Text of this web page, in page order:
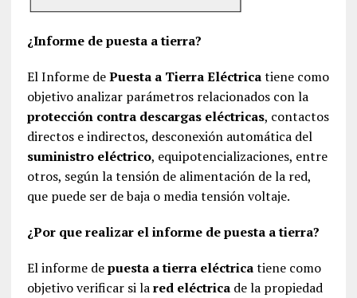
¿Informe de puesta a tierra?
El Informe dePuesta a Tierra Eléctricatiene como
objetivo analizar parámetros relacionados con la
protección contra descargas eléctricas, contactos
directos e indirectos, desconexión automática del
suministro eléctrico, equipotencializaciones, entre
otros, según la tensión de alimentación de la red,
que puede ser de baja o media tensión voltaje.
¿Por que realizar el informe de puesta a tierra?
El informe depuesta a tierra eléctricatiene como
objetivo verificar si lared eléctricade la propiedad